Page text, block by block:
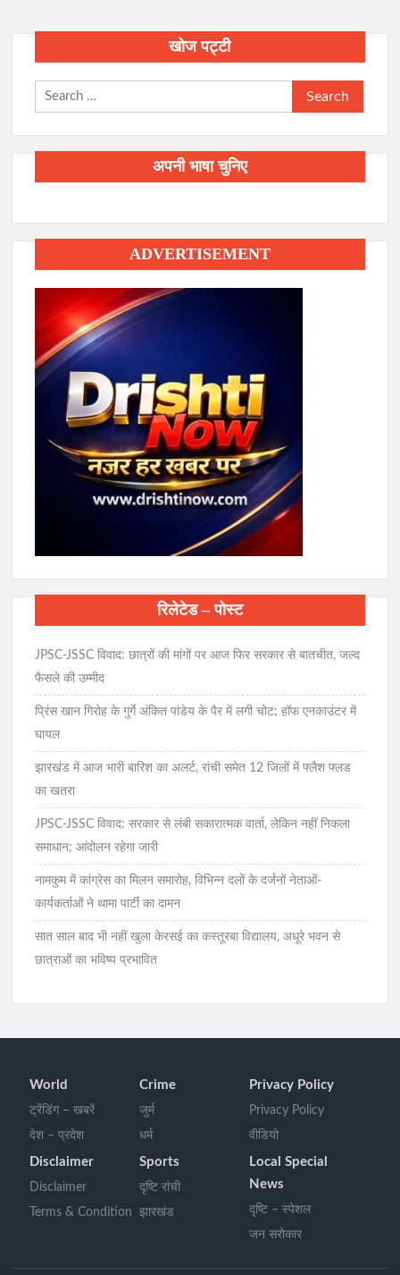
खोज पट्टी
Search
for:
अपनी भाषा चुनिए
ADVERTISEMENT
रिलेटेड – पोस्ट
JPSC-JSSC विवाद: छात्रों की मांगों पर आज फिर सरकार से बातचीत, जल्द
फैसले की उम्मीद
प्रिंस खान गिरोह के गुर्गे अंकित पांडेय के पैर में लगी चोट; हॉफ एनकाउंटर में
घायल
झारखंड में आज भारी बारिश का अलर्ट, रांची समेत 12 जिलों में फ्लैश फ्लड
का खतरा
JPSC-JSSC विवाद: सरकार से लंबी सकारात्मक वार्ता, लेकिन नहीं निकला
समाधान; आंदोलन रहेगा जारी
नामकुम में कांग्रेस का मिलन समारोह, विभिन्न दलों के दर्जनों नेताओं-
कार्यकर्ताओं ने थामा पार्टी का दामन
सात साल बाद भी नहीं खुला केरसई का कस्तूरबा विद्यालय, अधूरे भवन से
छात्राओं का भविष्य प्रभावित
World
ट्रेंडिंग – खबरें
देश – प्रदेश
Crime
जुर्म
धर्म
Privacy Policy
Privacy Policy
वीडियो
Disclaimer
Disclaimer
Terms & Condition
Sports
दृष्टि रांची
झारखंड
Local Special
News
दृष्टि – स्पेशल
जन सरोकार